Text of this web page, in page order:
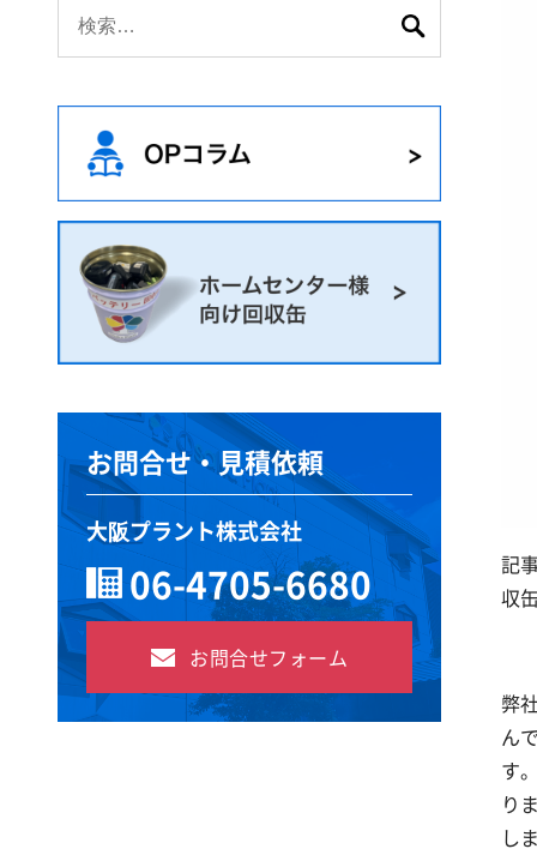
記
収
弊
ん
す
り
し
索:
お問合せ・見積依頼
大阪プラント株式会社
06-4705-6680
お問合せフォーム